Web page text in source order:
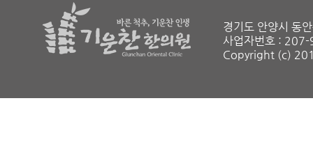
경기도 안양시 동
사업자번호 :
Copyright (c)